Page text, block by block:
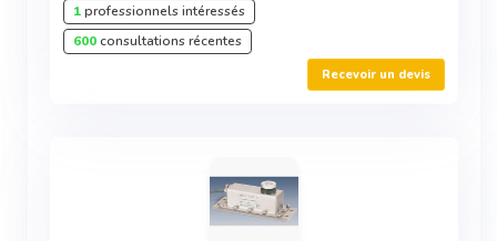
1professionnels intéressés
600consultations récentes
Recevoir un devis